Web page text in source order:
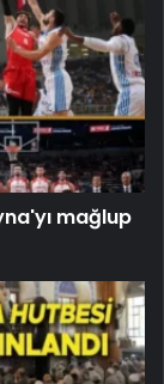
mağlup